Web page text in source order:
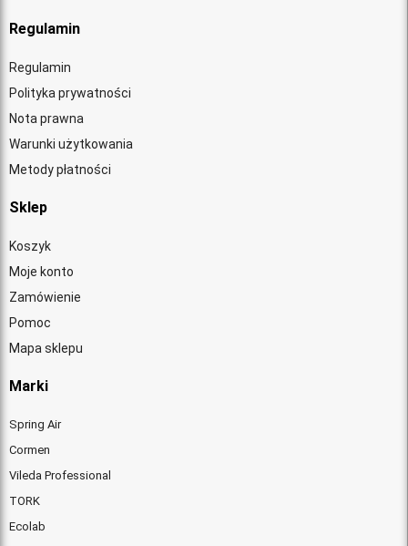
Regulamin
Regulamin
Polityka prywatności
Nota prawna
Warunki użytkowania
Metody płatności
Sklep
Koszyk
Moje konto
Zamówienie
Pomoc
Mapa sklepu
Marki
Spring Air
Cormen
Vileda Professional
TORK
Ecolab